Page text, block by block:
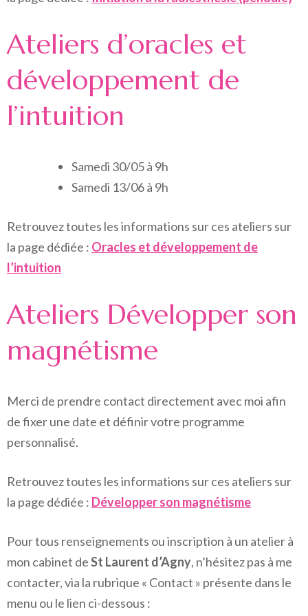
Ateliers d’oracles et
développement de
l’intuition
Samedi 30/05 à 9h
Samedi 13/06 à 9h
Retrouvez toutes les informations sur ces ateliers sur
la page dédiée : Oracles et développement de
l’intuition
Ateliers Développer son
magnétisme
Merci de prendre contact directement avec moi afin
de fixer une date et définir votre programme
personnalisé.
Retrouvez toutes les informations sur ces ateliers sur
la page dédiée : Développer son magnétisme
Pour tous renseignements ou inscription à un atelier à
mon cabinet deSt Laurent d’Agny, n’hésitez pas à me
contacter, via la rubrique « Contact » présente dans le
menu ou le lien ci-dessous :